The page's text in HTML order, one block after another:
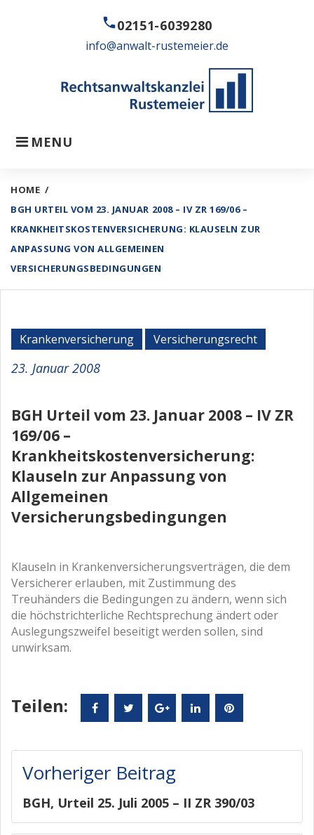
call02151-6039280
info@anwalt-rustemeier.de
MENU
HOME /
BGH URTEIL VOM 23. JANUAR 2008 – IV ZR 169/06 –
KRANKHEITSKOSTENVERSICHERUNG: KLAUSELN ZUR
ANPASSUNG VON ALLGEMEINEN
VERSICHERUNGSBEDINGUNGEN
Krankenversicherung Versicherungsrecht
23. Januar 2008
BGH Urteil vom 23. Januar 2008 – IV ZR
169/06 –
Krankheitskostenversicherung:
Klauseln zur Anpassung von
Allgemeinen
Versicherungsbedingungen
Klauseln in Krankenversicherungsverträgen, die dem
Versicherer erlauben, mit Zustimmung des
Treuhänders die Bedingungen zu ändern, wenn sich
die höchstrichterliche Rechtsprechung ändert oder
Auslegungszweifel beseitigt werden sollen, sind
unwirksam.
Teilen: FacebookTwitter Google+LinkedInPinterest
Vorheriger Beitrag
BGH, Urteil 25. Juli 2005 – II ZR 390/03